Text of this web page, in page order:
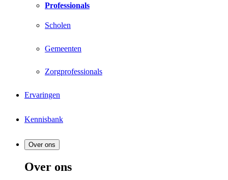
Professionals
Scholen
Gemeenten
Zorgprofessionals
Ervaringen
Kennisbank
Over ons
Over ons